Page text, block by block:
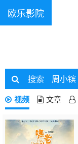
欧乐影院
搜索 周小镔
视频 文章